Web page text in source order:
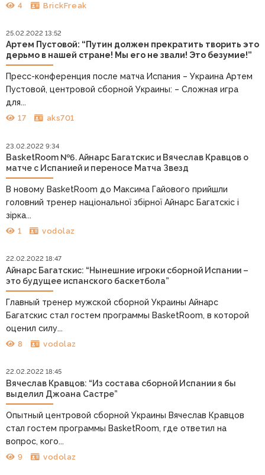
4 BrickFreak
25.02.2022 13:52
Артем Пустовой: “Путин должен прекратить творить это
дерьмо в нашей стране! Мы его не звали! Это безумие!”
Пресс-конференция после матча Испания – Украина Артем
Пустовой, центровой сборной Украины: – Сложная игра
для...
17 aks701
23.02.2022 9:34
BasketRoom №6. Айнарс Багатскис и Вячеслав Кравцов о
матче с Испанией и переносе Матча Звезд
В новому BasketRoom до Максима Гайового прийшли
головний тренер національної збірної Айнарс Багатскіс і
зірка...
1 vodolaz
22.02.2022 18:47
Айнарс Багатскис: “Нынешние игроки сборной Испании –
это будущее испанского баскетбола”
Главный тренер мужской сборной Украины Айнарс
Багатскис стал гостем программы BasketRoom, в которой
оценил силу...
8 vodolaz
22.02.2022 18:45
Вячеслав Кравцов: “Из состава сборной Испании я бы
выделил Джоана Састре”
Опытный центровой сборной Украины Вячеслав Кравцов
стал гостем программы BasketRoom, где ответил на
вопрос, кого...
9 vodolaz